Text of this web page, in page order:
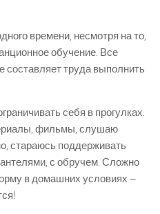
времени, несмотря на то,
обучение. Все
составляет труда выполнить
себя в прогулках.
фильмы, слушаю
стараюсь поддерживать
с обручем. Сложно
в домашних условиях –